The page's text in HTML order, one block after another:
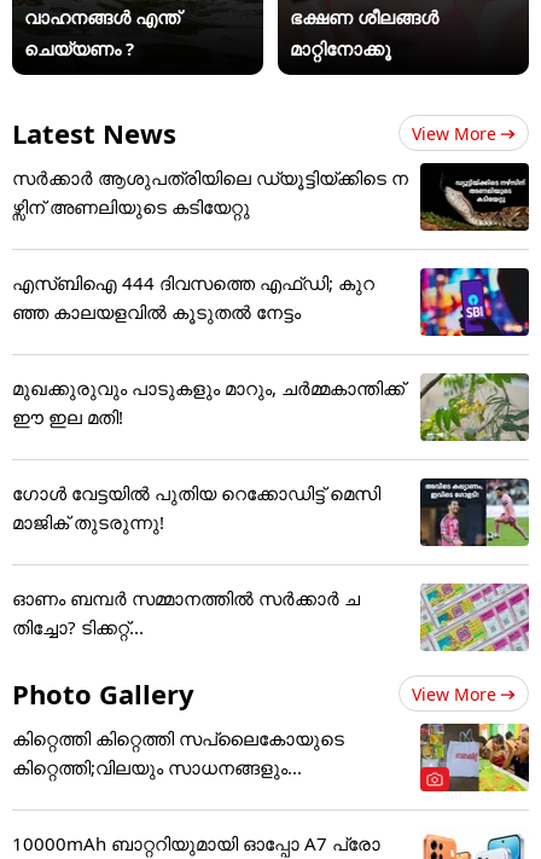
വാഹനങ്ങൾ എന്ത്
ചെയ്യണം ?
ഭക്ഷണ ശീലങ്ങൾ
മാറ്റിനോക്കൂ
Latest News View More
സർക്കാർ ആശുപത്രിയിലെ ഡ്യൂട്ടിയ്ക്കിടെ ന
ഴ്സിന് അ‌ണലിയുടെ കടിയേറ്റു
എസ്ബിഐ 444 ദിവസത്തെ എഫ്ഡി; കുറ
ഞ്ഞ കാലയളവില്‍ കൂടുതല്‍ നേട്ടം
മുഖക്കുരുവും പാടുകളും മാറും, ചർമ്മകാന്തിക്ക്
ഈ ഇല മതി!
ഗോൾ വേട്ടയിൽ പുതിയ റെക്കോഡിട്ട് ​മെസി
മാജിക് തുടരുന്നു!
ഓണം ബമ്പര്‍ സമ്മാനത്തില്‍ സര്‍ക്കാര്‍ ച
തിച്ചോ? ടിക്കറ്റ്...
Photo Gallery View More
കിറ്റെത്തി കിറ്റെത്തി സപ്ലൈകോയുടെ
കിറ്റെത്തി;വിലയും സാധനങ്ങളും...
10000mAh ബാറ്ററിയുമായി ഓപ്പോ A7 പ്രോ